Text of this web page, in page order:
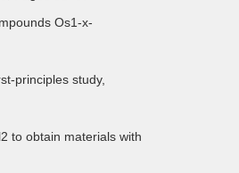
Os1-x-
principles study,
to obtain materials with